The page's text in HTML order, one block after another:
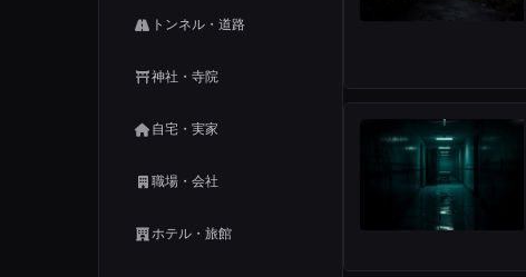
トンネル・道路
神社・寺院
自宅・実家
職場・会社
ホテル・旅館